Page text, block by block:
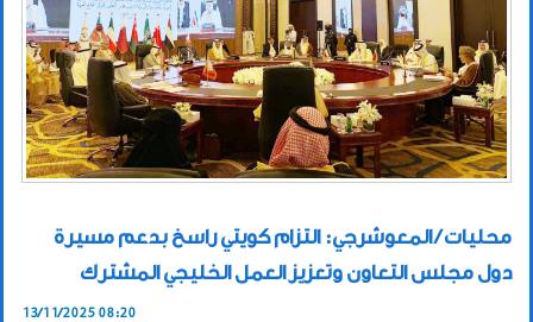
محليات / المعوشرجي: التزام كويتي راسخ بدعم مسيرة
دول مجلس التعاون وتعزيز العمل الخليجي المشترك
13/11/2025 08:20